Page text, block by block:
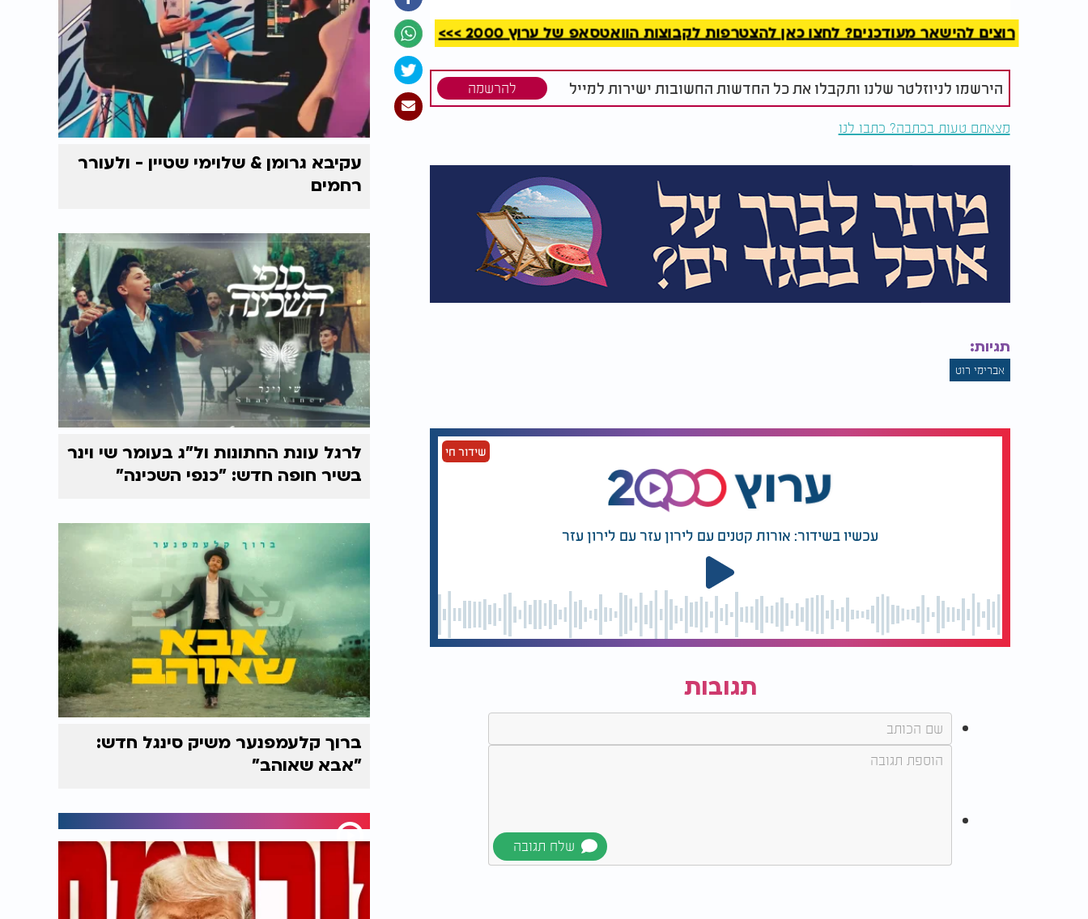
רוצים להישאר מעודכנים? לחצו כאן להצטרפות לקבוצות הוואטסאפ של ערוץ 2000 >>>
הירשמו לניוזלטר שלנו ותקבלו את כל החדשות החשובות ישירות למייל להרשמה
מצאתם טעות בכתבה? כתבו לנו
תגיות:
אברימי רוט
שידור חי
עכשיו בשידור: אורות קטנים עם לירון עזר עם לירון עזר
תגובות
עקיבא גרומן & שלוימי שטיין - ולעורר
רחמים
לרגל עונת החתונות ול"ג בעומר שי וינר
בשיר חופה חדש: "כנפי השכינה"
ברוך קלעמפנער משיק סינגל חדש:
"אבא שאוהב"